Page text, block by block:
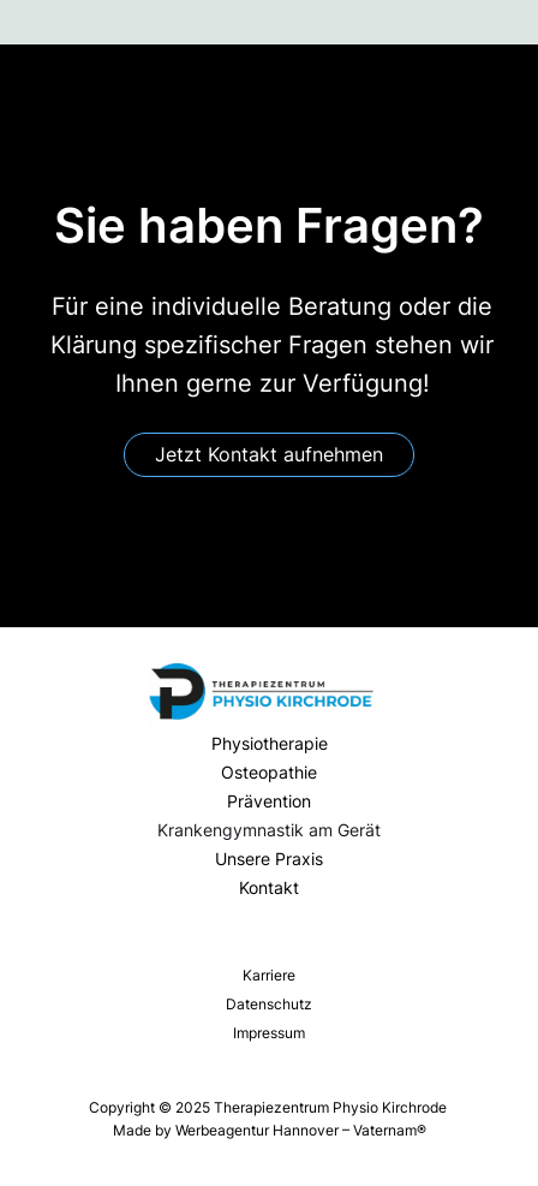
Sie haben Fragen?
Für eine individuelle Beratung oder die
Klärung spezifischer Fragen stehen wir
Ihnen gerne zur Verfügung!
Jetzt Kontakt aufnehmen
Physiotherapie
Osteopathie
Prävention
Krankengymnastik am Gerät
Unsere Praxis
Kontakt
Copyright © 2025 Therapiezentrum Physio Kirchrode
Made by Werbeagentur Hannover – Vaternam®
Karriere
Datenschutz
Impressum